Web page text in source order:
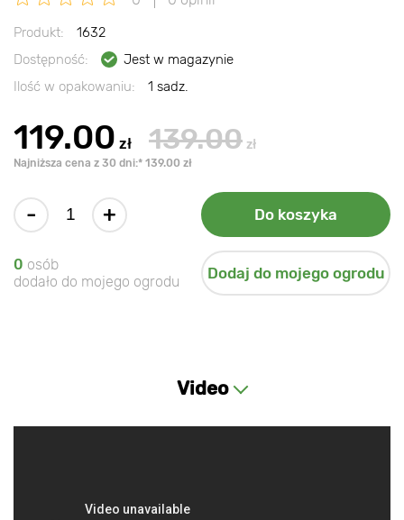
Produkt:
1632
Dostępność:
Jest w magazynie
Ilość w opakowaniu:
1 sadz.
119.00 zł 139.00 zł
Najniższa cena z 30 dni:* 139.00 zł
- + Do koszyka
0 osób
dodało do mojego ogrodu
Dodaj do mojego ogrodu
Video